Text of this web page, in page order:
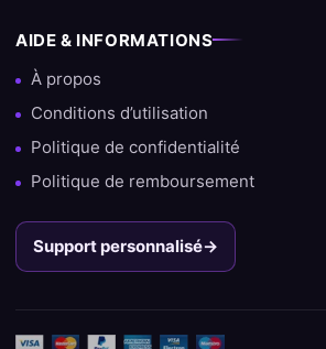
AIDE & INFORMATIONS
À propos
Conditions d’utilisation
Politique de confidentialité
Politique de remboursement
Support personnalisé→